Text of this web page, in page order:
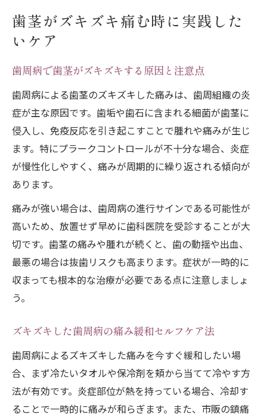
歯茎がズキズキ痛む時に実践した
いケア
歯周病で歯茎がズキズキする原因と注意点
歯周病による歯茎のズキズキした痛みは、歯周組織の炎
症が主な原因です。歯垢や歯石に含まれる細菌が歯茎に
侵入し、免疫反応を引き起こすことで腫れや痛みが生じ
ます。特にプラークコントロールが不十分な場合、炎症
が慢性化しやすく、痛みが周期的に繰り返される傾向が
あります。
痛みが強い場合は、歯周病の進行サインである可能性が
高いため、放置せず早めに歯科医院を受診することが大
切です。歯茎の痛みや腫れが続くと、歯の動揺や出血、
最悪の場合は抜歯リスクも高まります。症状が一時的に
収まっても根本的な治療が必要である点に注意しましょ
う。
ズキズキした歯周病の痛み緩和セルフケア法
歯周病によるズキズキした痛みを今すぐ緩和したい場
合、まず冷たいタオルや保冷剤を頬から当てて冷やす方
法が有効です。炎症部位が熱を持っている場合、冷却す
ることで一時的に痛みが和らぎます。また、市販の鎮痛